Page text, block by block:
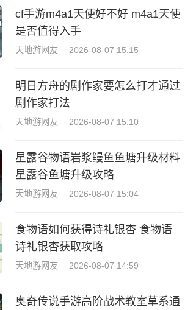
cf手游m4a1天使好不好 m4a1天使
是否值得入手
天地游网友 2026-08-07 15:15
明日方舟的剧作家要怎么打才通过
剧作家打法
天地游网友 2026-08-07 15:10
星露谷物语岩浆鳗鱼鱼塘升级材料
星露谷鱼塘升级攻略
天地游网友 2026-08-07 15:04
食物语如何获得诗礼银杏 食物语
诗礼银杏获取攻略
天地游网友 2026-08-07 14:59
奥奇传说手游高阶战术教室草系通